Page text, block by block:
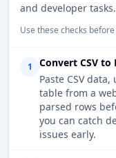
and developer tasks.
Use these checks
1
Convert CSV
Paste CSV
table from a
parsed rows
you can catch
issues early.